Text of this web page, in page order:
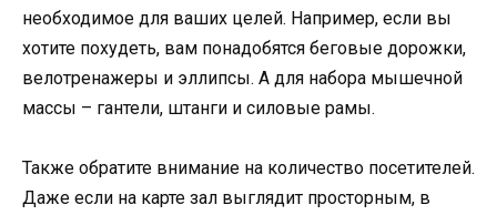
необходимое для ваших целей. Например, если вы
хотите похудеть, вам понадобятся беговые дорожки,
велотренажеры и эллипсы. А для набора мышечной
массы – гантели, штанги и силовые рамы.
Также обратите внимание на количество посетителей.
Даже если на карте зал выглядит просторным, в